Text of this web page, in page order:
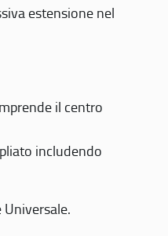
estensione nel
il centro
includendo